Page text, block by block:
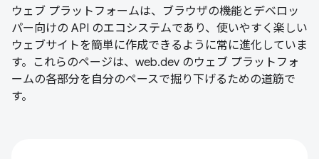
ウェブ プラットフォームは、ブラウザの機能とデベロッ
パー向けの API のエコシステムであり、使いやすく楽しい
ウェブサイトを簡単に作成できるように常に進化していま
す。これらのページは、web.dev のウェブ プラットフォ
ームの各部分を自分のペースで掘り下げるための道筋で
す。